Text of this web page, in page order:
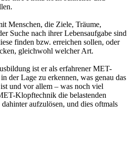
Menschen, die Ziele, Träume,
Suche nach ihrer Lebensaufgabe sind
finden bzw. erreichen sollen, oder
gleichwohl welcher Art.
ist er als erfahrener MET-
der Lage zu erkennen, was genau das
und vor allem – was noch viel
Klopftechnik die belastenden
aufzulösen, und dies oftmals